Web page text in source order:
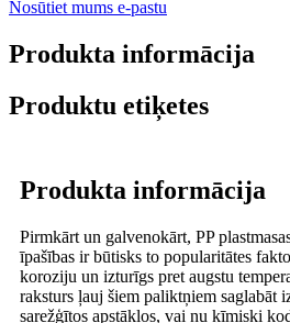
Nosūtiet mums e-pastu
Produkta informācija
Produktu etiķetes
Produkta informācija
Pirmkārt un galvenokārt, PP
īpašības ir būtisks to popularitātes
koroziju un izturīgs pret augstu
raksturs ļauj šiem paliktņiem saglabāt
sarežģītos apstākļos, vai nu ķīmiski